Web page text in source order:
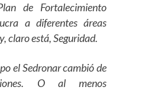
de Fortalecimiento
a diferentes áreas
claro está, Seguridad.
el Sedronar cambió de
O al menos